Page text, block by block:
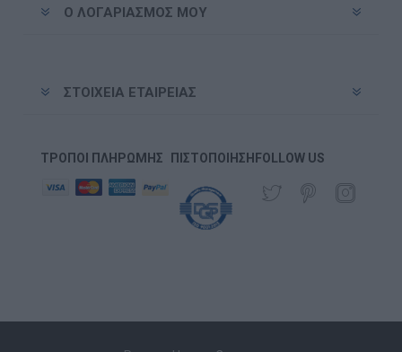
Ο ΛΟΓΑΡΙΑΣΜΌΣ ΜΟΥ
ΣΤΟΙΧΕΊΑ ΕΤΑΙΡΕΊΑΣ
ΤΡΌΠΟΙ ΠΛΗΡΩΜΉΣ ΠΙΣΤΟΠΟΊΗΣΗ FOLLOW US